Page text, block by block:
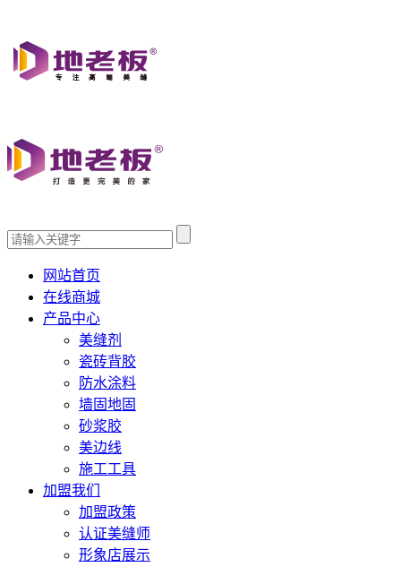
网站首页
在线商城
产品中心
美缝剂
瓷砖背胶
防水涂料
墙固地固
砂浆胶
美边线
施工工具
加盟我们
加盟政策
认证美缝师
形象店展示